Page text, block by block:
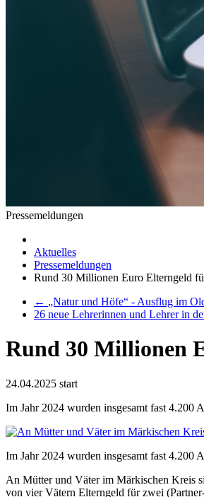
Pressemeldungen
Aktuelles
Pressemeldungen
Rund 30 Millionen Euro Elterngeld
← „Natur und Höfe“ - Ausflug im
26 neue Lehrerinnen und Lehrer in
Rund 30 Millionen
24.04.2025 start
Im Jahr 2024 wurden insgesamt fast 4.200
Im Jahr 2024 wurden insgesamt fast 4.200
An Mütter und Väter im Märkischen Kreis
von vier Vätern Elterngeld für zwei